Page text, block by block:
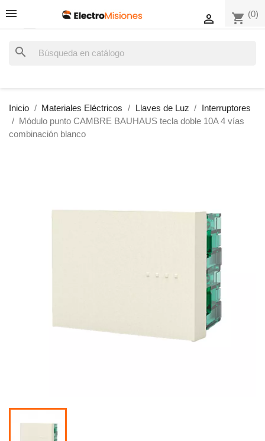
shopping_cart (0)

search
Inicio Materiales Eléctricos Llaves de Luz
Interruptores
Módulo punto CAMBRE BAUHAUS tecla doble 10A 4 vías
combinación blanco